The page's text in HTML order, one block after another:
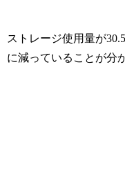
ストレージ使用量が
に減っていることが分